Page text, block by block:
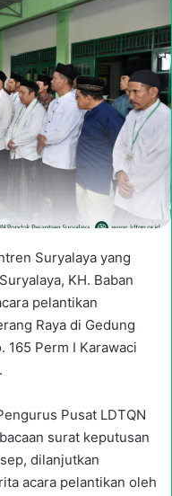
Suryalaya yang
KH. Baban
pelantikan
Raya di Gedung
165 Perm I Karawaci
Pusat LDTQN
surat keputusan
dilanjutkan
acara pelantikan oleh